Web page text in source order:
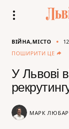
ВІЙНА МІСТО
ПОШИРИТИ ЦЕ
У Львові
МАРК